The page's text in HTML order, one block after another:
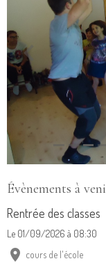
Évènements à
Rentrée des classes
Le 01/09/2026 à 08:30
cours de l'école